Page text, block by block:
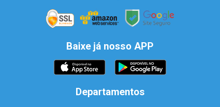
Baixe já nosso APP
Departamentos